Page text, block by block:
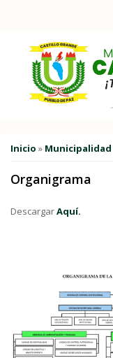
Pasar al contenido
Usted está aquí
Inicio » Municipalidad
Organigrama
DescargarAquí.